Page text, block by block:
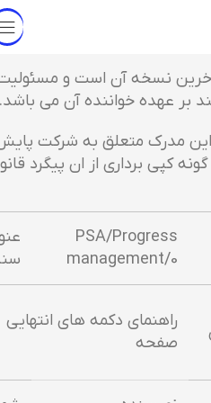
نسخه آن است و
بر عهده خواننده آن می
مدرک متعلق به شرکت
کپی برداری از ان پیگرد
PSA/Progress
management/0
راهنمای دکمه های انتهایی
صفحه